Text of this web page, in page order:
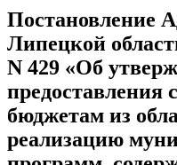
Постановление
Липецкой
N 429 «Об
предоставления
бюджетам из
реализацию